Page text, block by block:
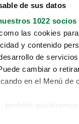
de sus datos
1022 socios
las cookies
y contenido
de
cambiar o
en el Menú de
también quisiéramos: